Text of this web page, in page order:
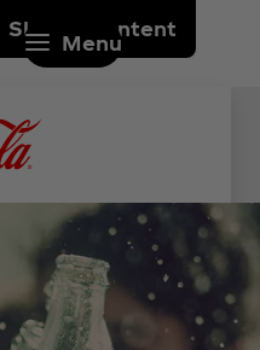
Skip to content
Menu